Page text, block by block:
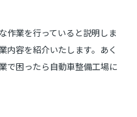
作業を行っていると説明しま
内容を紹介いたします。あく
で困ったら自動車整備工場に